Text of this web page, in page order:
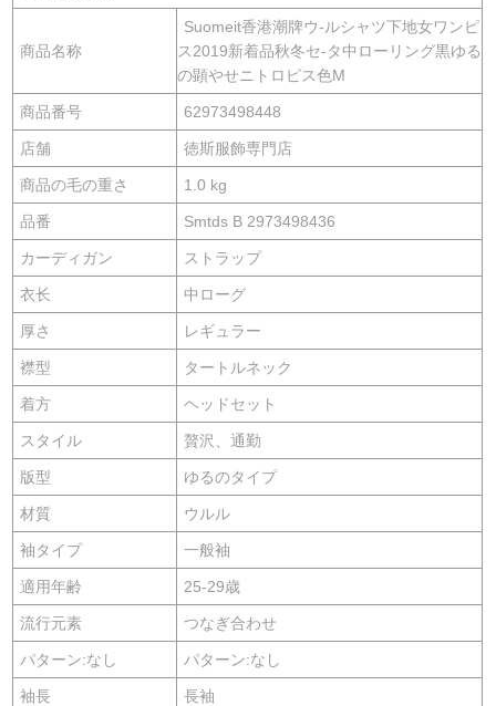
商品名称
Suomeit香港潮牌ウ-ルシャツ下地女ワンピ
ス2019新着品秋冬セ-タ中ローリング黒ゆる
の顕やせニトロピス色M
商品番号 62973498448
店舗 徳斯服飾専門店
商品の毛の重さ 1.0 kg
品番 Smtds B 2973498436
カーディガン ストラップ
衣长 中ローグ
厚さ レギュラー
襟型 タートルネック
着方 ヘッドセット
スタイル 贅沢、通勤
版型 ゆるのタイプ
材質 ウルル
袖タイプ 一般袖
適用年齢 25-29歳
流行元素 つなぎ合わせ
パターン:なし パターン:なし
袖長 長袖